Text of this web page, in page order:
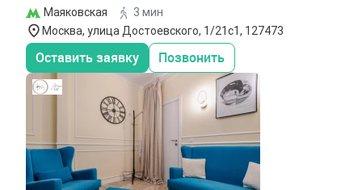
Маяковская
3 мин
Москва, улица Достоевского, 1/21с1, 127473
Оставить заявку Позвонить